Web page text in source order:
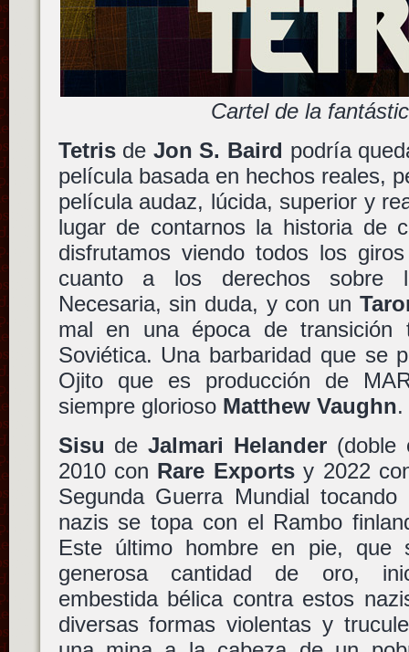
Cartel de la
Tetrisde Jon S. Baird podría
película basada en hechos reales,
película audaz, lúcida, superior y
lugar de contarnos la historia de
disfrutamos viendo todos los
cuanto a los derechos sobre
Necesaria, sin duda, y con un
mal en una época de transición
Soviética. Una barbaridad que se
Ojito que es producción de
siempre glorioso Matthew Vaughn.
Sisu deJalmari Helander (doble
2010 con Rare Exportsy 2022
Segunda Guerra Mundial
nazis se topa con el Rambo
Este último hombre en pie, que
generosa cantidad de oro,
embestida bélica contra estos
diversas formas violentas y